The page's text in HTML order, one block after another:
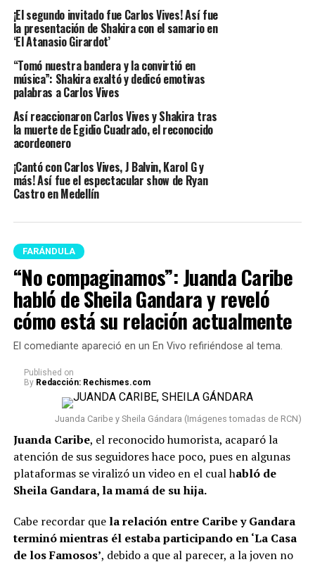
¡El segundo invitado fue Carlos Vives! Así fue
la presentación de Shakira con el samario en
‘El Atanasio Girardot’
“Tomó nuestra bandera y la convirtió en
música”: Shakira exaltó y dedicó emotivas
palabras a Carlos Vives
Así reaccionaron Carlos Vives y Shakira tras
la muerte de Egidio Cuadrado, el reconocido
acordeonero
¡Cantó con Carlos Vives, J Balvin, Karol G y
más! Así fue el espectacular show de Ryan
Castro en Medellín
FARÁNDULA
“No compaginamos”: Juanda Caribe
habló de Sheila Gandara y reveló
cómo está su relación actualmente
El comediante apareció en un En Vivo refiriéndose al tema.
Published on
By Redacción: Rechismes.com
Juanda Caribe y Sheila Gándara (Imágenes tomadas de RCN)
Juanda Caribe, el reconocido humorista, acaparó la
atención de sus seguidores hace poco, pues en algunas
plataformas se viralizó un video en el cual habló de
Sheila Gandara, la mamá de su hija.
Cabe recordar que la relación entre Caribe y Gandara
terminó mientras él estaba participando en ‘La Casa
de los Famosos’, debido a que al parecer, a la joven no